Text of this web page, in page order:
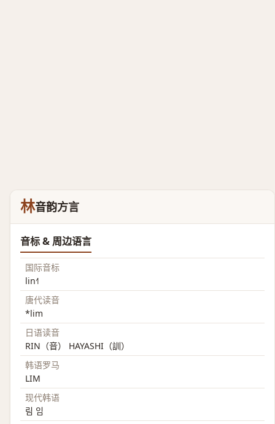
林音韵方言
音标 & 周边语言
国际音标
lin˧˥
唐代读音
*lim
日语读音
RIN（音） HAYASHI（訓）
韩语罗马
LIM
现代韩语
림 임